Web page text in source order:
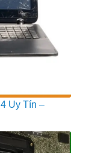
Uy Tín –